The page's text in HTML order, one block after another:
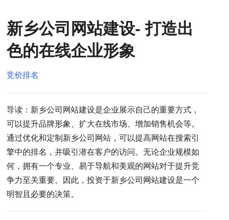
新乡公司网站建设- 打造出
色的在线企业形象
竞价排名
导读：新乡公司网站建设是企业展示自己的重要方式，
可以提升品牌形象、扩大在线市场、增加销售机会等。
通过优化和定制新乡公司网站，可以提高网站在搜索引
擎中的排名，并吸引潜在客户的访问。无论企业规模如
何，拥有一个专业、易于导航和美观的网站对于提升竞
争力至关重要。因此，投资于新乡公司网站建设是一个
明智且必要的决策。